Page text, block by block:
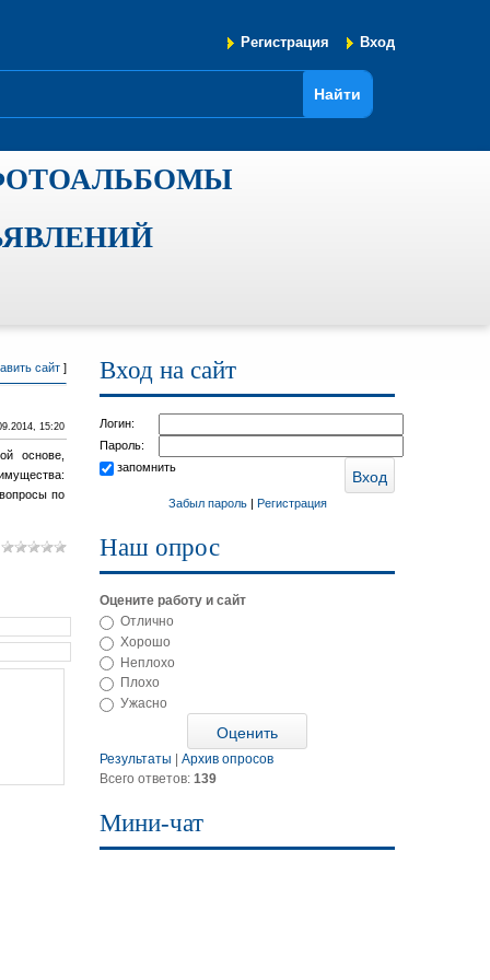
Регистрация Вход
сайт ]
15:20
основе,
по
Вход на сайт
Логин:
Пароль:
запомнить
Забыл пароль| Регистрация
Наш опрос
Оцените работу и сайт
Отлично
Хорошо
Неплохо
Плохо
Ужасно
Результаты
Архив опросов
Всего ответов: 139
Мини-чат